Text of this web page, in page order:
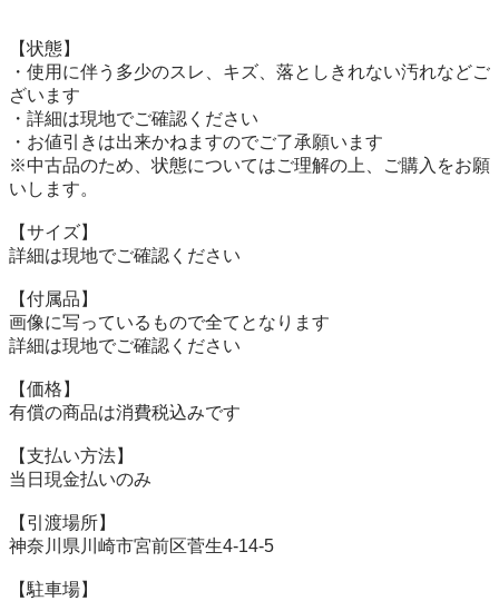
【状態】
・使用に伴う多少のスレ、キズ、落としきれない汚れなどご
ざいます
・詳細は現地でご確認ください
・お値引きは出来かねますのでご了承願います
※中古品のため、状態についてはご理解の上、ご購入をお願
いします。
【サイズ】
詳細は現地でご確認ください
【付属品】
画像に写っているもので全てとなります
詳細は現地でご確認ください
【価格】
有償の商品は消費税込みです
【⽀払い⽅法】
当⽇現⾦払いのみ
【引渡場所】
神奈川県川崎市宮前区菅生4-14-5
【駐⾞場】